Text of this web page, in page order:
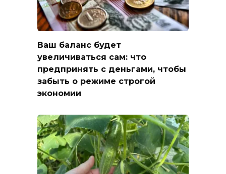
Ваш баланс будет
увеличиваться сам: что
предпринять с деньгами, чтобы
забыть о режиме строгой
экономии